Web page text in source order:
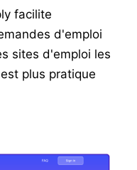
facilite
d'emploi
sites d'emploi les
plus pratique